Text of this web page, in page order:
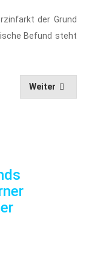
der Grund
Befund steht
Weiter